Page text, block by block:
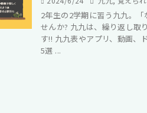
2年生の2学期に習う九九。
せんか? 九九は、繰り返し取
す!! 九九表やアプリ、動画、
5選 ...